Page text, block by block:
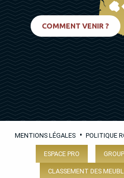
COMMENT VENIR ?
MENTIONS LÉGALES • POLITIQUE
ESPACE PRO
CLASSEMENT DES